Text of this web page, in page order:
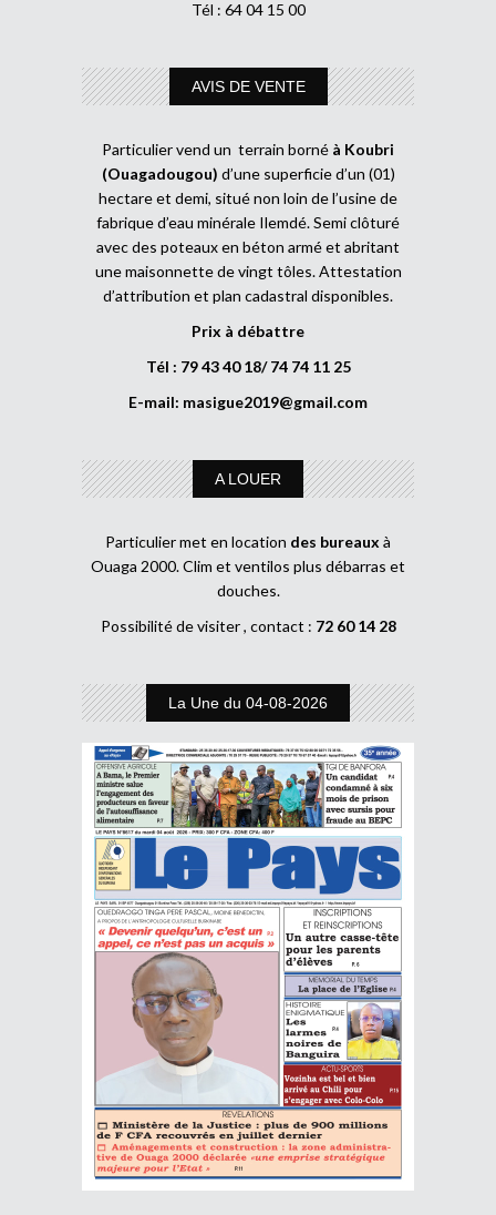
Tél : 64 04 15 00
AVIS DE VENTE
Particulier vend un terrain borné à Koubri
(Ouagadougou) d’une superficie d’un (01)
hectare et demi, situé non loin de l’usine de
fabrique d’eau minérale Ilemdé. Semi clôturé
avec des poteaux en béton armé et abritant
une maisonnette de vingt tôles. Attestation
d’attribution et plan cadastral disponibles.
Prix à débattre
Tél : 79 43 40 18/ 74 74 11 25
E-mail: masigue2019@gmail.com
A LOUER
Particulier met en location des bureaux à
Ouaga 2000. Clim et ventilos plus débarras et
douches.
Possibilité de visiter , contact : 72 60 14 28
La Une du 04-08-2026